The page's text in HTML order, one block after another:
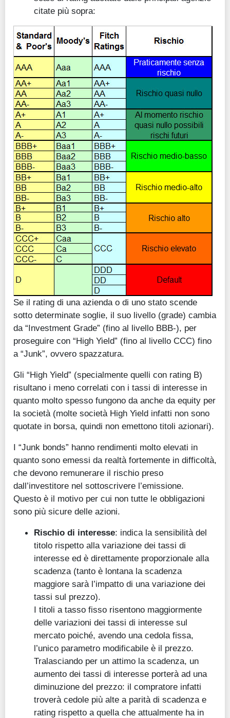
citate più sopra:
Se il rating di una azienda o di uno stato scende
sotto determinate soglie, il suo livello (grade) cambia
da “Investment Grade” (fino al livello BBB-), per
proseguire con “High Yield” (fino al livello CCC) fino
a “Junk”, ovvero spazzatura.
Gli “High Yield” (specialmente quelli con rating B)
risultano i meno correlati con i tassi di interesse in
quanto molto spesso fungono da anche da equity per
la società (molte società High Yield infatti non sono
quotate in borsa, quindi non emettono titoli azionari).
I “Junk bonds” hanno rendimenti molto elevati in
quanto sono emessi da realtà fortemente in difficoltà,
che devono remunerare il rischio preso
dall’investitore nel sottoscrivere l’emissione.
Questo è il motivo per cui non tutte le obbligazioni
sono più sicure delle azioni.
Rischio di interesse: indica la sensibilità del
titolo rispetto alla variazione dei tassi di
interesse ed è direttamente proporzionale alla
scadenza (tanto è lontana la scadenza
maggiore sarà l’impatto di una variazione dei
tassi sul prezzo).
I titoli a tasso fisso risentono maggiormente
delle variazioni dei tassi di interesse sul
mercato poiché, avendo una cedola fissa,
l’unico parametro modificabile è il prezzo.
Tralasciando per un attimo la scadenza, un
aumento dei tassi di interesse porterà ad una
diminuzione del prezzo: il compratore infatti
troverà cedole più alte a parità di scadenza e
rating rispetto a quella che attualmente ha in